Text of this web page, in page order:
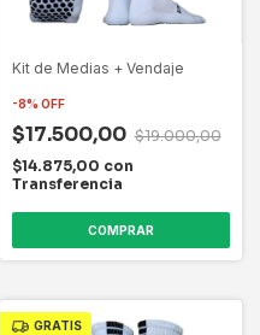
Kit de Medias + Vendaje
-8% OFF
$17.500,00 $19.000,00
$14.875,00 con
Transferencia
COMPRAR
GRATIS